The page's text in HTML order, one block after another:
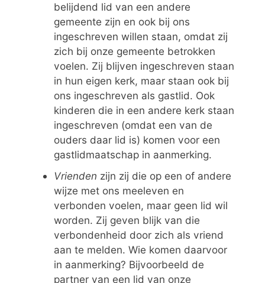
belijdend lid van een andere
gemeente zijn en ook bij ons
ingeschreven willen staan, omdat zij
zich bij onze gemeente betrokken
voelen. Zij blijven ingeschreven staan
in hun eigen kerk, maar staan ook bij
ons ingeschreven als gastlid. Ook
kinderen die in een andere kerk staan
ingeschreven (omdat een van de
ouders daar lid is) komen voor een
gastlidmaatschap in aanmerking.
Vrienden zijn zij die op een of andere
wijze met ons meeleven en
verbonden voelen, maar geen lid wil
worden. Zij geven blijk van die
verbondenheid door zich als vriend
aan te melden. Wie komen daarvoor
in aanmerking? Bijvoorbeeld de
partner van een lid van onze